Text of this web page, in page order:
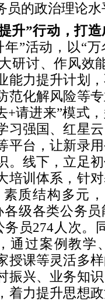
员的政治理论
升”行动，打
”活动，以“
研讨、作风效
能力提升计划
范化解风险等
+请进来”模式
习强国、红星
平台，让新录
。线下，立足
培训体系，针
质结构多元
级各类公务
员274人次。
通过案例教学
授课等灵活多
振兴、业务知
着力提升思想